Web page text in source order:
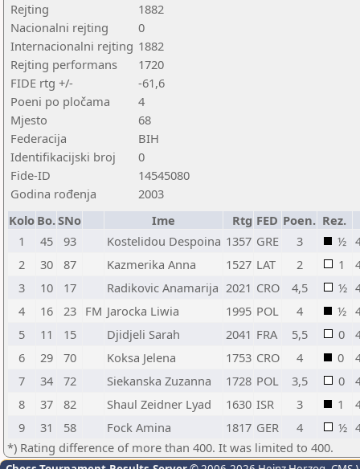
Rejting
1882
Nacionalni rejting
0
Internacionalni rejting 1882
Rejting performans
1720
FIDE rtg +/-
-61,6
Poeni po pločama
4
Mjesto
68
Federacija
BIH
Identifikacijski broj
0
Fide-ID
14545080
Godina rođenja
2003
Kolo Bo.SNo Ime Rtg FED Poen. Rez.
1
45 93 Kostelidou Despoina 1357 GRE 3 ½
2
30 87 Kazmerika Anna 1527 LAT 2 1
3
10 17 Radikovic Anamarija 2021 CRO 4,5 ½
4
16 23 FM Jarocka Liwia 1995 POL 4 ½
5
11 15 Djidjeli Sarah 2041 FRA 5,5 0
6
29 70 Koksa Jelena 1753 CRO 4 0
7
34 72 Siekanska Zuzanna 1728 POL 3,5 0
8
37 82 Shaul Zeidner Lyad 1630 ISR 3 1
9
31 58 Fock Amina 1817 GER 4 ½
*) Rating difference of more than 400. It was limited to 400.